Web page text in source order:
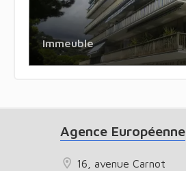
Immeuble
Agence Européenne
16, avenue Carnot